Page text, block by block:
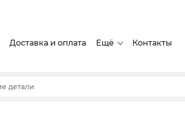
Доставка и оплата Ещё Контакты